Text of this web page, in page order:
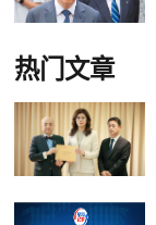
热门文章